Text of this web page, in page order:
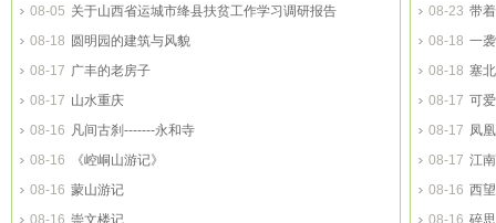
08-05 关于山西省运城市绛县扶贫工作学习调研报告
08-18 圆明园的建筑与风貌
08-17 广丰的老房子
08-17 山水重庆
08-16 凡间古刹-------永和寺
08-16
《崆峒山游记》
08-16 蒙山游记
08-16 崇文楼记
08-23 带
08-18 一
08-18 塞
08-17 可
08-17 凤
08-17 江
08-16 西
08-16 碎